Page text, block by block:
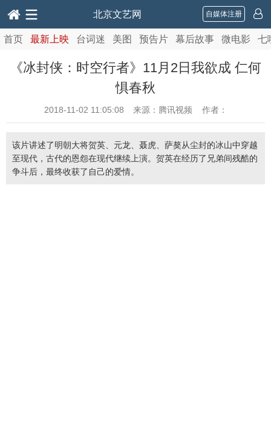
北京文艺网 自媒体注册
首页 最新上映 台词迷 美图 预告片 幕后故事 微电影 七
《冰封侠：时空行者》11月2日我欲成 仁何
惧春秋
2018-11-02 11:05:08 来源：腾讯视频 作者：
该片讲述了明朝大将贺英、元龙、聂虎、萨獒从尘封的冰山中穿越
至现代，古代的恩怨在现代继续上演。贺英在经历了兄弟间残酷的
争斗后，最终收获了自己的爱情。